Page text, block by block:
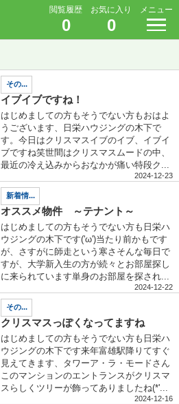
閲覧履歴
0
お気に入り
0
メニュー
その...
イブイブですね！
はじめましての方もそうでない方もおはよ
うございます、日栄ハウジングの木下で
す。今日はクリスマスイブのイブ、イブイ
ブですね笑世間はクリスマスムードの中、
最近の冷え込みからおなかが痛い特段ク...
2024-12-23
新着情...
オススメ物件 ～テナント～
はじめましての方もそうでない方も日栄ハ
ウジングの木下です('ω')当たり前かもです
が、さすがに師走という寒さそんな毎日で
すが、大学新入生の方が続々とお部屋探し
に来られています単身のお部屋を探され...
2024-12-22
その...
クリスマスっぽくなってますね
はじめましての方もそうでない方も日栄ハ
ウジングの木下です来年富雄駅降りてすぐ
見えてきます、タワーア・ラ・モードさん
このマンションのエントランスがクリスマ
スらしくツリーが飾ってありましたね(*'...
2024-12-16